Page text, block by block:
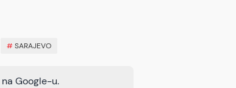
#SARAJEVO
Google-u.